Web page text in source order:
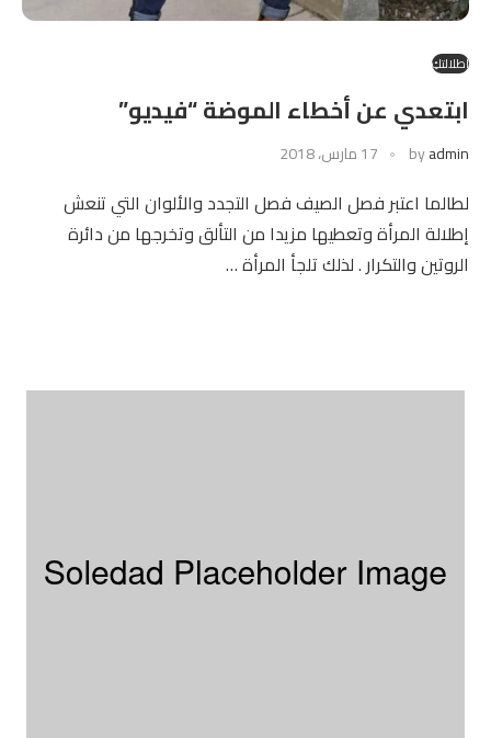
إطلالتكِ
ابتعدي عن أخطاء الموضة “فيديو”
byadmin 17 مارس، 2018
لطالما اعتبر فصل الصيف فصل التجدد والألوان التي تنعش
إطلالة المرأة وتعطيها مزيدا من التألق وتخرجها من دائرة
الروتين والتكرار . لذلك تلجأ المرأة …